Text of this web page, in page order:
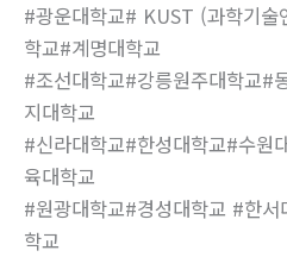
#광운대학교# KUST (과학기술
학교#계명대학교
#조선대학교#강릉원주대학교#
지대학교
#신라대학교#한성대학교#수원
육대학교
#원광대학교#경성대학교 #한
학교